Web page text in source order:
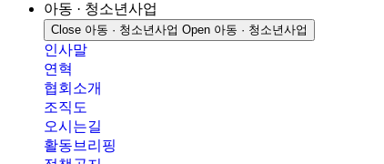
아동 · 청소년사업
Close 아동 · 청소년사업 Open 아동 · 청소년사업
인사말
연혁
협회소개
조직도
오시는길
활동브리핑